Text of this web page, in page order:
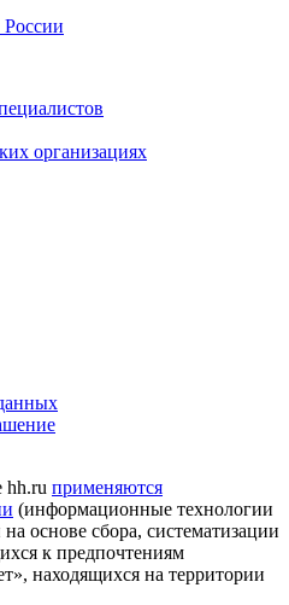
России
организациях
hh.ru применяются
(информационные технологии
основе сбора, систематизации
к предпочтениям
находящихся на территории